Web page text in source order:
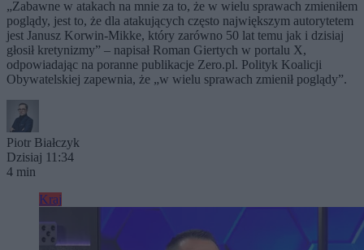
„Zabawne w atakach na mnie za to, że w wielu sprawach zmieniłem
poglądy, jest to, że dla atakujących często największym autorytetem
jest Janusz Korwin-Mikke, który zarówno 50 lat temu jak i dzisiaj
głosił kretynizmy” – napisał Roman Giertych w portalu X,
odpowiadając na poranne publikacje Zero.pl. Polityk Koalicji
Obywatelskiej zapewnia, że „w wielu sprawach zmienił poglądy”.
Piotr Białczyk
Dzisiaj 11:34
4 min
Kraj